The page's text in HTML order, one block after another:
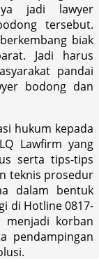
jadi lawyer
tersebut.
biak
Jadi harus
pandai
bodong dan
hukum kepada
Lawfirm yang
serta tips-tips
teknis prosedur
dalam bentuk
di Hotline 0817-
menjadi korban
pendampingan